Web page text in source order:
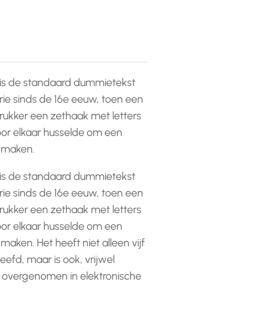
de standaard dummietekst
sinds de 16e eeuw, toen een
een zethaak met letters
elkaar husselde om een
de standaard dummietekst
sinds de 16e eeuw, toen een
een zethaak met letters
elkaar husselde om een
Het heeft niet alleen vijf
maar is ook, vrijwel
in elektronische